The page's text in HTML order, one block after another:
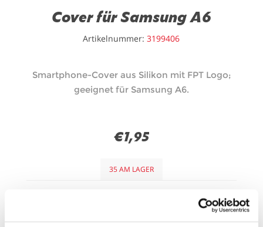
Cover für Samsung A6
Artikelnummer: 3199406
Smartphone-Cover aus Silikon mit FPT Logo;
geeignet für Samsung A6.
€1,95
35 AM LAGER
-